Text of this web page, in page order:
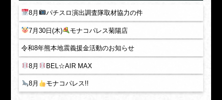
8月 パチスロ演出調査隊取材協力の件
7月30日(木) モナコパレス菊陽店
令和8年熊本地震義援金活動のお知らせ
8月 BEL☆AIR MAX
8月 モナコパレス!!